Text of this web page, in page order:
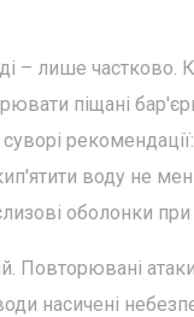
– лише
піщані
воду не
оболонки при
Повторювані
насичені